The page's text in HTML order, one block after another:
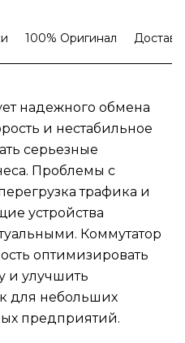
100% Оригинал
надежного обмена
и нестабильное
серьезные
Проблемы с
трафика и
устройства
Коммутатор
оптимизировать
и улучшить
для небольших
предприятий.